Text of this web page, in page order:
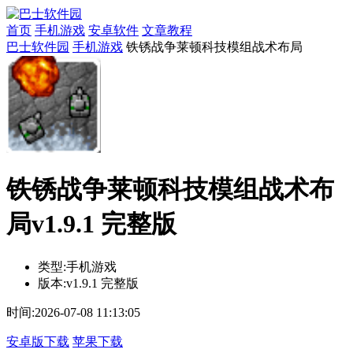
首页 手机游戏 安卓软件 文章教程
巴士软件园 手机游戏 铁锈战争莱顿科技模组战术布局
铁锈战争莱顿科技模组战术布
局v1.9.1 完整版
类型:手机游戏
版本:v1.9.1 完整版
时间:2026-07-08 11:13:05
安卓版下载 苹果下载